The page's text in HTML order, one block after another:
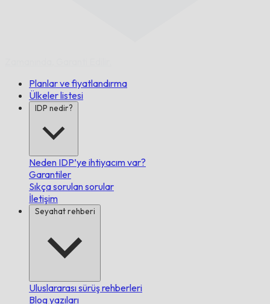
Planlar ve fiyatlandırma
Ülkeler listesi
IDP nedir?
Neden IDP’ye ihtiyacım var?
Garantiler
Sıkça sorulan sorular
İletişim
Seyahat rehberi
Uluslararası sürüş rehberleri
Blog yazıları